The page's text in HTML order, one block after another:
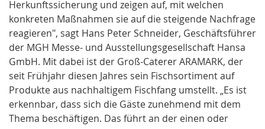
Herkunftssicherung und zeigen auf, mit welchen
konkreten Maßnahmen sie auf die steigende Nachfrage
reagieren", sagt Hans Peter Schneider, Geschäftsführer
der MGH Messe- und Ausstellungsgesellschaft Hansa
GmbH. Mit dabei ist der Groß-Caterer ARAMARK, der
seit Frühjahr diesen Jahres sein Fischsortiment auf
Produkte aus nachhaltigem Fischfang umstellt. „Es ist
erkennbar, dass sich die Gäste zunehmend mit dem
Thema beschäftigen. Das führt an der einen oder